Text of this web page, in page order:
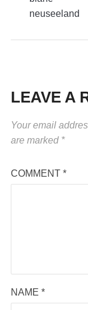
LEAVE A
Your email
are marked *
COMMENT *
NAME *